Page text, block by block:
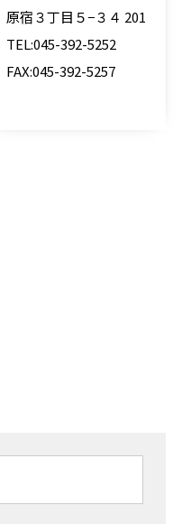
原宿３丁目５−３４ 201
TEL:045-392-5252
FAX:045-392-5257